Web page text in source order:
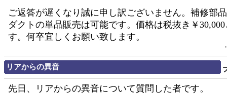
ご返答が遅くなり誠に申し訳ございません。補修部
ダクトの単品販売は可能です。価格は税抜き￥
す。何卒宜しくお願い致します。
リアからの異音
先日、リアからの異音について質問した者です。